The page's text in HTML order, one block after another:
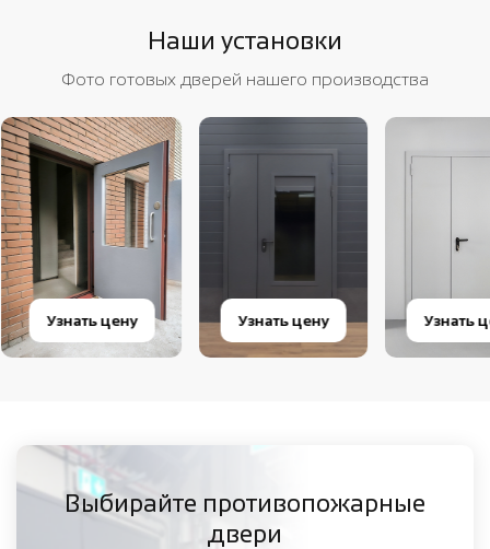
Наши установки
Фото готовых дверей нашего производства
Узнать цену Узнать цену Узнать
Выбирайте противопожарные
двери